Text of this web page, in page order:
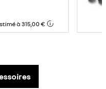
à 315,00 €